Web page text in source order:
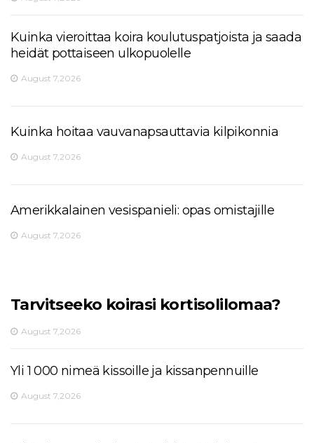
Kuinka vieroittaa koira koulutuspatjoista ja saada
heidät pottaiseen ulkopuolelle
August 7,2026
Kuinka hoitaa vauvanapsauttavia kilpikonnia
August 7,2026
Amerikkalainen vesispanieli: opas omistajille
August 7,2026
Tarvitseeko koirasi kortisolilomaa?
August 7,2026
Yli 1 000 nimeä kissoille ja kissanpennuille
August 7,2026